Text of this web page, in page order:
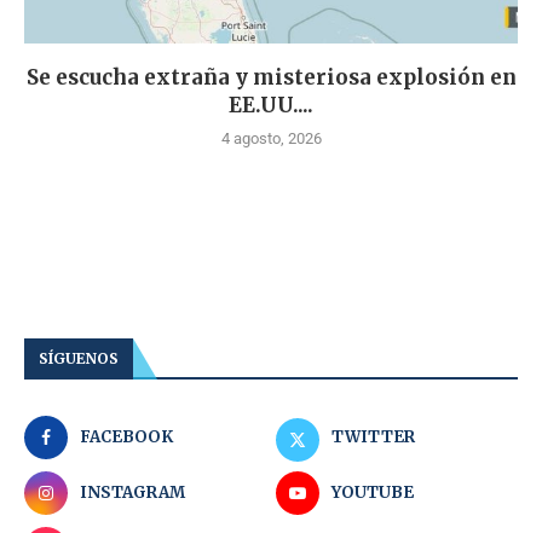
Se escucha extraña y misteriosa explosión en
EE.UU....
4 agosto, 2026
SÍGUENOS
FACEBOOK TWITTER
INSTAGRAM YOUTUBE